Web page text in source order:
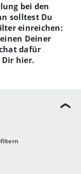
bei den
solltest Du
einreichen:
Deiner
dafür
hier.